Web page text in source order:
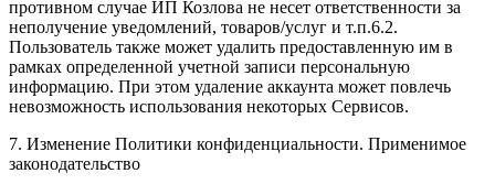
противном случае ИП Козлова не несет ответственности за
неполучение уведомлений, товаров/услуг и т.п.6.2.
Пользователь также может удалить предоставленную им в
рамках определенной учетной записи персональную
информацию. При этом удаление аккаунта может повлечь
невозможность использования некоторых Сервисов.
7. Изменение Политики конфиденциальности. Применимое
законодательство